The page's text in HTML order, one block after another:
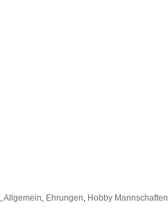
,Allgemein, Ehrungen, Hobby Mannschaften